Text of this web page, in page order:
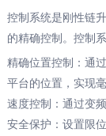
控制系统是刚性链
的精确控制。控制
精确位置控制：通
平台的位置，实现
速度控制：通过变
安全保护：设置限